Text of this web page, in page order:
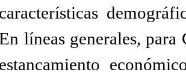
características
líneas generales,
estancamiento